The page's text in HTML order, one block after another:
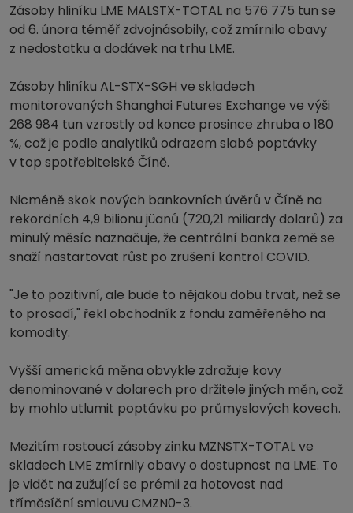
Zásoby hliníku LME MALSTX-TOTAL na 576 775 tun se
od 6. února téměř zdvojnásobily, což zmírnilo obavy
z nedostatku a dodávek na trhu LME.
Zásoby hliníku AL-STX-SGH ve skladech
monitorovaných Shanghai Futures Exchange ve výši
268 984 tun vzrostly od konce prosince zhruba o 180
%, což je podle analytiků odrazem slabé poptávky
v top spotřebitelské Číně.
Nicméně skok nových bankovních úvěrů v Číně na
rekordních 4,9 bilionu jüanů (720,21 miliardy dolarů) za
minulý měsíc naznačuje, že centrální banka země se
snaží nastartovat růst po zrušení kontrol COVID.
"Je to pozitivní, ale bude to nějakou dobu trvat, než se
to prosadí," řekl obchodník z fondu zaměřeného na
komodity.
Vyšší americká měna obvykle zdražuje kovy
denominované v dolarech pro držitele jiných měn, což
by mohlo utlumit poptávku po průmyslových kovech.
Mezitím rostoucí zásoby zinku MZNSTX-TOTAL ve
skladech LME zmírnily obavy o dostupnost na LME. To
je vidět na zužující se prémii za hotovost nad
tříměsíční smlouvu CMZN0-3.